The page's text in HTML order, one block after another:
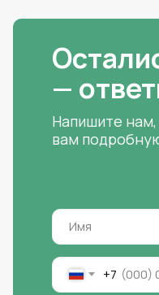
+7
—
Напишите
вам